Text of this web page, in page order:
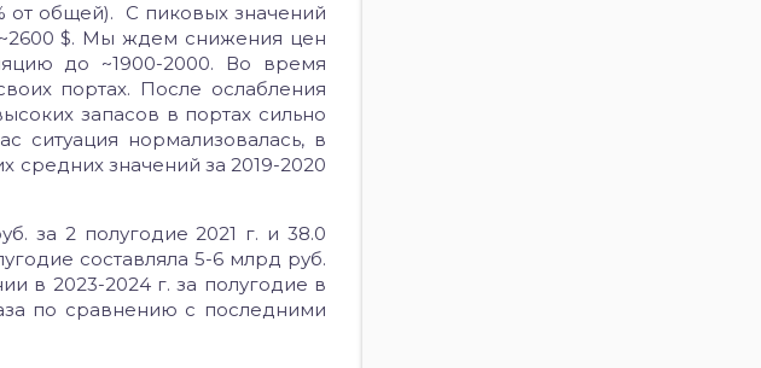
от общей). C пиковых значений
$. Мы ждем снижения цен
до ~1900-2000. Во время
портах. После ослабления
запасов в портах сильно
ситуация нормализовалась, в
средних значений за 2019-2020
за 2 полугодие 2021 г. и 38.0
составляла 5-6 млрд руб.
в 2023-2024 г. за полугодие в
по сравнению с последними